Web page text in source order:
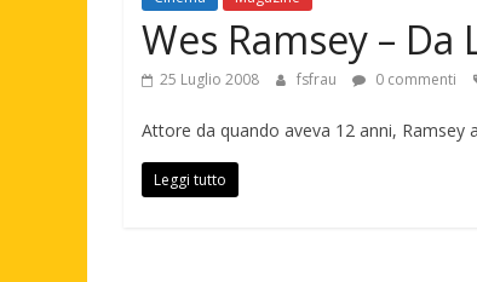
Wes Ramsey –
25 Luglio 2008 fsfrau 0 commenti
Attore da quando aveva 12 anni, Ramsey
Leggi tutto